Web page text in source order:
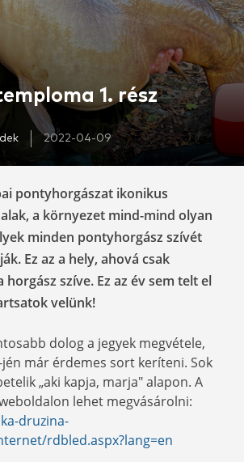
1. rész
2022-04-09
pontyhorgászat ikonikus
a környezet mind-mind olyan
minden pontyhorgász szívét
Ez az a hely, ahová csak
horgász szíve. Ez az év sem telt el
velünk!
dolog a jegyek megvétele,
már érdemes sort keríteni. Sok
„aki kapja, marja" alapon. A
lehet megvásárolni:
druzina-
rdbled.aspx?lang=en